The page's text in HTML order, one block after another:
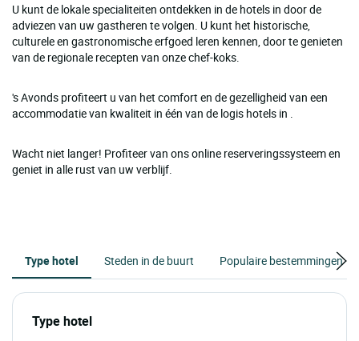
U kunt de lokale specialiteiten ontdekken in de hotels in door de
adviezen van uw gastheren te volgen. U kunt het historische,
culturele en gastronomische erfgoed leren kennen, door te genieten
van de regionale recepten van onze chef-koks.
's Avonds profiteert u van het comfort en de gezelligheid van een
accommodatie van kwaliteit in één van de logis hotels in .
Wacht niet langer! Profiteer van ons online reserveringssysteem en
geniet in alle rust van uw verblijf.
Type hotel Steden in de buurt Populaire bestemmingen
Type hotel